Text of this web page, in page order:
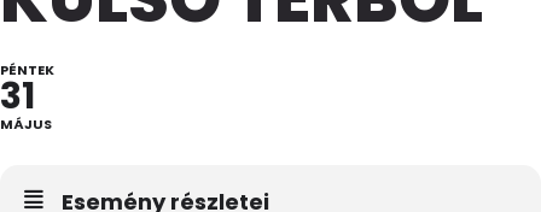
PÉNTEK
31
MÁJUS
Esemény részletei